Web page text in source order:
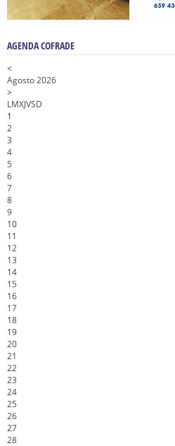
AGENDA COFRADE
<
Agosto 2026
>
LMXJVSD
1
2
3
4
5
6
7
8
9
10
11
12
13
14
15
16
17
18
19
20
21
22
23
24
25
26
27
28